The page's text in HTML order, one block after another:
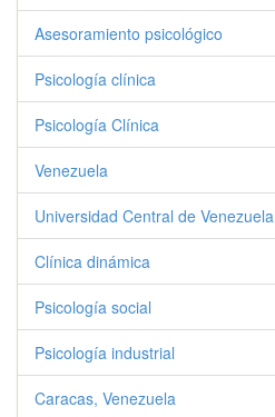
Asesoramiento psicológico
Psicología clínica
Psicología Clínica
Venezuela
Universidad Central de Venezuela
Clínica dinámica
Psicología social
Psicología industrial
Caracas, Venezuela